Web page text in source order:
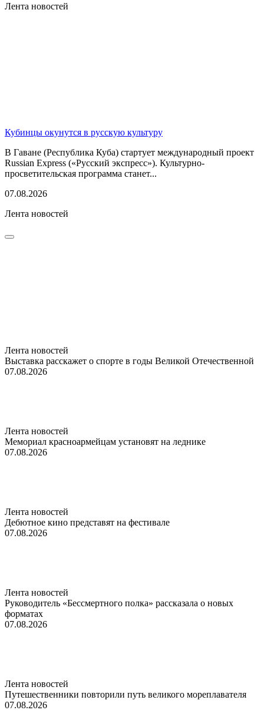
Лента новостей
Кубинцы окунутся в русскую культуру
В Гаване (Республика Куба) стартует международный проект
Russian Express («Русский экспресс»). Культурно-
просветительская программа станет...
07.08.2026
Лента новостей
Лента новостей
Выставка расскажет о спорте в годы Великой Отечественной
07.08.2026
Лента новостей
Мемориал красноармейцам установят на леднике
07.08.2026
Лента новостей
Дебютное кино представят на фестивале
07.08.2026
Лента новостей
Руководитель «Бессмертного полка» рассказала о новых
форматах
07.08.2026
Лента новостей
Путешественники повторили путь великого мореплавателя
07.08.2026